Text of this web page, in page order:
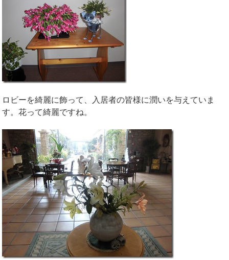
ロビーを綺麗に飾って、入居者の皆様に潤いを与えていま
す。花って綺麗ですね。